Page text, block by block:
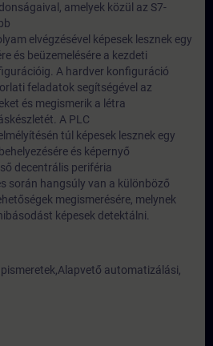
amelyek közül az S7-
elvégzésével képesek lesznek egy
és beüzemelésére a kezdeti
A hardver konfiguráció
feladatok segítségével az
és megismerik a létra
A PLC
túl képesek lesznek egy
és képernyő
decentrális periféria
során hangsúly van a különböző
megismerésére, melynek
képesek detektálni.
automatizálási,